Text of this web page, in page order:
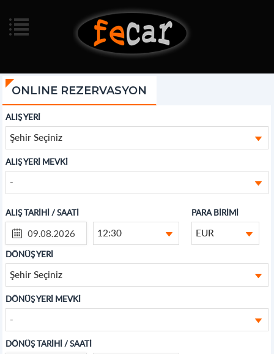
ONLINE REZERVASYON
ALIŞ YERİ
Şehir Seçiniz
ALIŞ YERİ MEVKİ
-
ALIŞ TARİHİ / SAATİ
12:30
PARA BİRİMİ
EUR
DÖNÜŞ YERİ
Şehir Seçiniz
DÖNÜŞ YERİ MEVKİ
-
DÖNÜŞ TARİHİ / SAATİ